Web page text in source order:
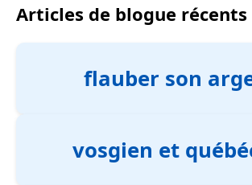
Articles de blogue récents
flauber son
vosgien et